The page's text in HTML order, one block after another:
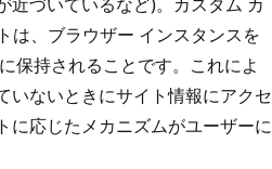
は、ブラウザー インスタンスを
保持されることです。これによ
いないときにサイト情報にアクセ
に応じたメカニズムがユーザーに